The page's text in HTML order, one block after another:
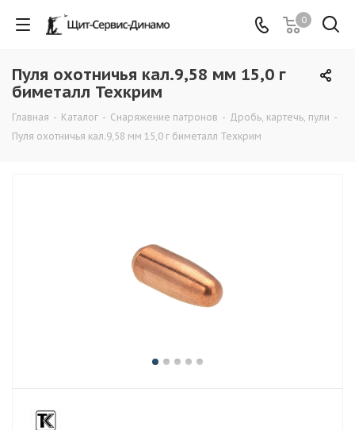
0
Пуля охотничья кал.9,58 мм 15,0 г
биметалл Техкрим
Главная - Каталог - Снаряжение патронов - Дробь, картечь, пули -
Пуля охотничья кал.9,58 мм 15,0 г биметалл Техкрим